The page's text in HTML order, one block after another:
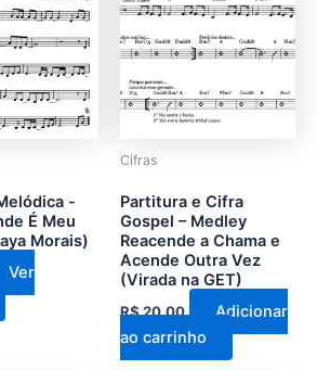
-
É Meu
Morais)
Ver
tem
várias
variantes.
As
opções
escolhidas
na
página
produto
Cifras
Partitura e Cifra
Gospel – Medley
Reacende a Chama e
Acende Outra Vez
(Virada na GET)
R$20,00
Adicionar
ao carrinho